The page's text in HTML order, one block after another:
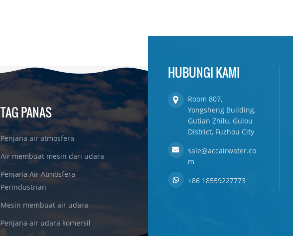
TAG PANAS
Penjana air atmosfera
Air membuat mesin dari udara
Penjana Air Atmosfera
Perindustrian
Mesin membuat air udara
Penjana air udara komersil
HUBUNGI KAMI
Room 807,
Yongsheng Building,
Gutian Zhilu, Gulou
District, Fuzhou City
sale@accairwater.co
m
+86 18559227773